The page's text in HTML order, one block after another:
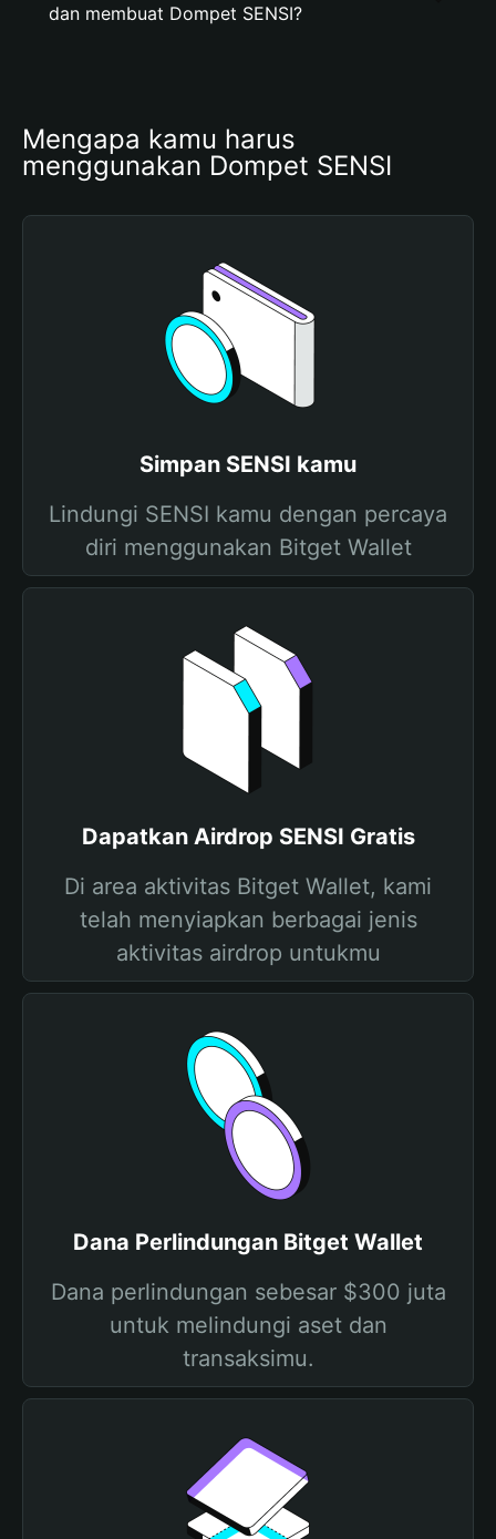
dan membuat Dompet SENSI?
Mengapa kamu harus
menggunakan Dompet SENSI
Simpan SENSI kamu
Lindungi SENSI kamu dengan percaya
diri menggunakan Bitget Wallet
Dapatkan Airdrop SENSI Gratis
Di area aktivitas Bitget Wallet, kami
telah menyiapkan berbagai jenis
aktivitas airdrop untukmu
Dana Perlindungan Bitget Wallet
Dana perlindungan sebesar $300 juta
untuk melindungi aset dan
transaksimu.